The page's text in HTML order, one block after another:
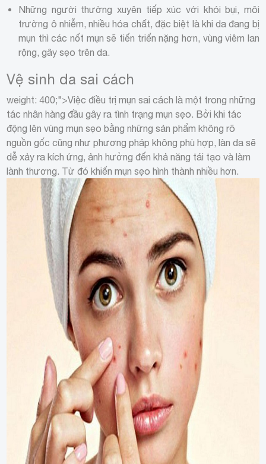
Những người thường xuyên tiếp xúc với khói bụi, môi
trường ô nhiễm, nhiều hóa chất, đặc biệt là khi da đang bị
mụn thì các nốt mụn sẽ tiến triển nặng hơn, vùng viêm lan
rộng, gây sẹo trên da.
Vệ sinh da sai cách
weight: 400;">Việc điều trị mụn sai cách là một trong những
tác nhân hàng đầu gây ra tình trạng mụn sẹo. Bởi khi tác
động lên vùng mụn sẹo bằng những sản phẩm không rõ
nguồn gốc cũng như phương pháp không phù hợp, làn da sẽ
dễ xảy ra kích ứng, ảnh hưởng đến khả năng tái tạo và làm
lành thương. Từ đó khiến mụn sẹo hình thành nhiều hơn.